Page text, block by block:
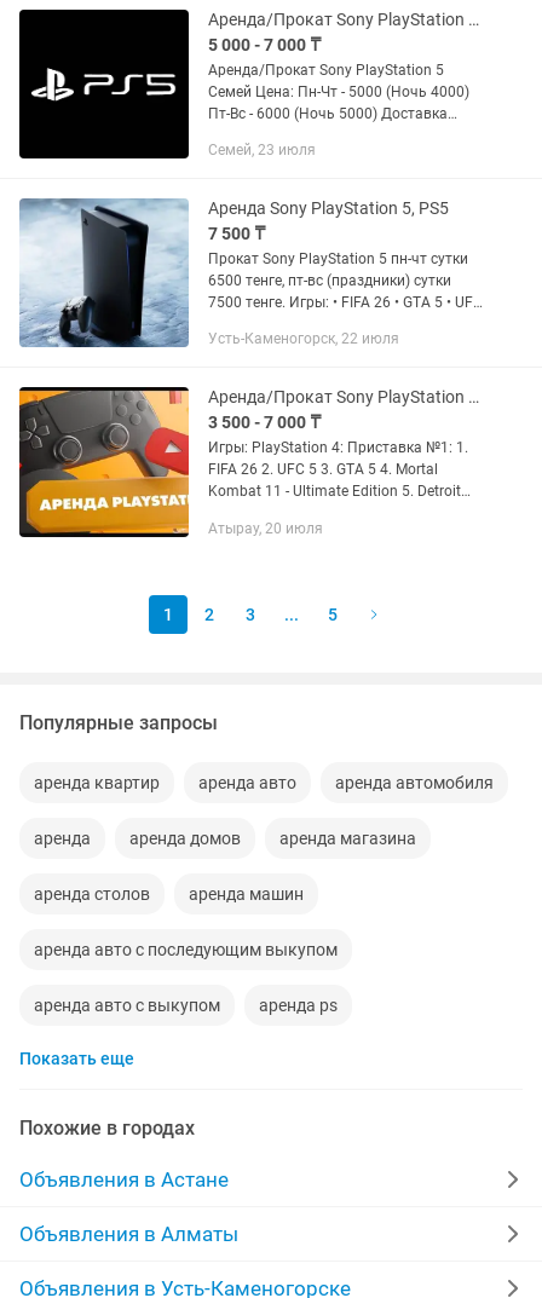
Аренда/Прокат Sony PlayStation 5 Семей PS5 PS ПС ПС5
5 000 - 7 000 ₸
Аренда/Прокат Sony PlayStation 5
Семей Цена: Пн-Чт - 5000 (Ночь 4000)
Пт-Вс - 6000 (Ночь 5000) Доставка
новая всегда UFC 5 GTA 5 Spider man 2,
Семей, 23 июля
Аренда Sony PlayStation 5, PS5
7 500 ₸
Прокат Sony PlayStation 5 пн-чт сутки
6500 тенге, пт-вс (праздники) сутки
7500 тенге. Игры: • FIFA 26 • GTA 5 • UFC
Наследие Воров. • Call of Duty MW 2 •
Усть-Каменогорск, 22 июля
Аренда/Прокат Sony PlayStation 4 и 5 (PS4/ПС4/PS5/ПС5)
3 500 - 7 000 ₸
Игры: PlayStation 4: Приставка №1: 1.
FIFA 26 2. UFC 5 3. GTA 5 4. Mortal
Kombat 11 - Ultimate Edition 5. Detroit
Edition 7. NARUTO SHIPPUDEN: Ultimate
Атырау, 20 июля
1 2 3 ... 5
Популярные запросы
аренда квартир аренда авто аренда автомобиля
аренда аренда домов аренда магазина
аренда столов аренда машин
аренда авто с последующим выкупом
аренда авто с выкупом аренда ps
аренда микроавтобуса
леса аренда аренда автокрана
аренда палатки аренда караоке
аренда лимузина аренда аппарата
Показать еще
Похожие в городах
Объявления в Астане
Объявления в Алматы
Объявления в Усть-Каменогорске